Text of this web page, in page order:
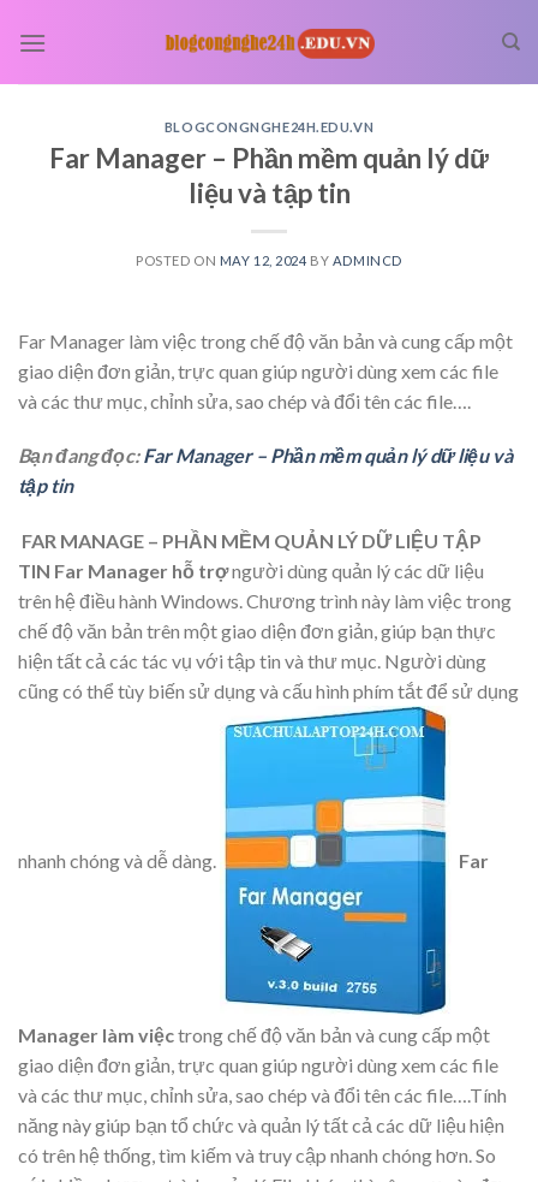
BLOGCONGNGHE24H.EDU.VN
Far Manager – Phần mềm quản lý dữ
liệu và tập tin
POSTED ON MAY 12, 2024 BY ADMINCD
Far Manager làm việc trong chế độ văn bản và cung cấp một
giao diện đơn giản, trực quan giúp người dùng xem các file
và các thư mục, chỉnh sửa, sao chép và đổi tên các file….
Bạn đang đọc:Far Manager – Phần mềm quản lý dữ liệu và
tập tin
FAR MANAGE – PHẦN MỀM QUẢN LÝ DỮ LIỆU TẬP
TIN Far Manager hỗ trợngười dùng quản lý các dữ liệu
trên hệ điều hành Windows. Chương trình này làm việc trong
chế độ văn bản trên một giao diện đơn giản, giúp bạn thực
hiện tất cả các tác vụ với tập tin và thư mục. Người dùng
cũng có thể tùy biến sử dụng và cấu hình phím tắt để sử dụng
nhanh chóng và dễ dàng. Far
Manager làm việctrong chế độ văn bản và cung cấp một
giao diện đơn giản, trực quan giúp người dùng xem các file
và các thư mục, chỉnh sửa, sao chép và đổi tên các file….Tính
năng này giúp bạn tổ chức và quản lý tất cả các dữ liệu hiện
có trên hệ thống, tìm kiếm và truy cập nhanh chóng hơn. So